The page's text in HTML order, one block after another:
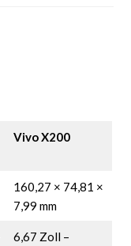
Vivo X200
160,27 × 74,81 ×
7,99 mm
6,67 Zoll –